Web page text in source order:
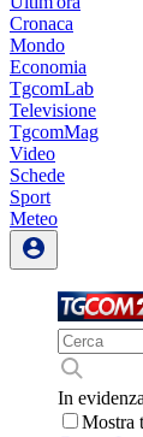
Cronaca
Mondo
Economia
TgcomLab
Televisione
TgcomMag
Video
Schede
Sport
Meteo
In evidenza
Mostra